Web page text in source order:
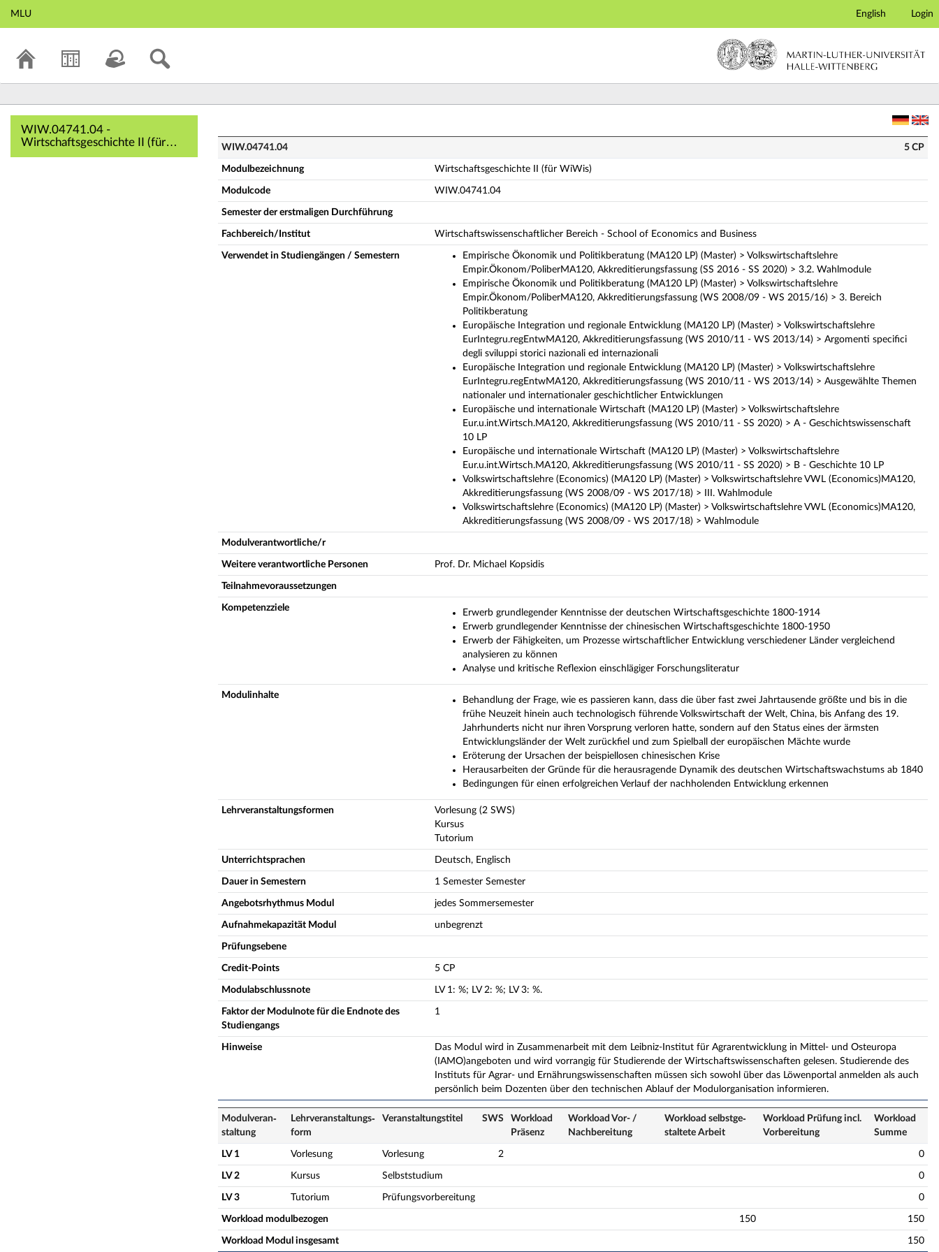
Hauptnavigation
MLU English Login
WIW.04741.04 -
Wirtschaftsgeschichte II (für
WiWis) (Vollständige
WIW.04741.04 5 CP
Modulbezeichnung Wirtschaftsgeschichte II (für WiWis)
Modulcode WIW.04741.04
Semester der erstmaligen Durchführung
Fachbereich/Institut Wirtschaftswissenschaftlicher Bereich - School of Economics and Business
Verwendet in Studiengängen / Semestern
Empirische Ökonomik und Politikberatung (MA120 LP) (Master) > Volkswirtschaftslehre
Empir.Ökonom/PoliberMA120, Akkreditierungsfassung (SS 2016 - SS 2020) > 3.2. Wahlmodule
Empirische Ökonomik und Politikberatung (MA120 LP) (Master) > Volkswirtschaftslehre
Empir.Ökonom/PoliberMA120, Akkreditierungsfassung (WS 2008/09 - WS 2015/16) > 3. Bereich
Politikberatung
Europäische Integration und regionale Entwicklung (MA120 LP) (Master) > Volkswirtschaftslehre
EurIntegru.regEntwMA120, Akkreditierungsfassung (WS 2010/11 - WS 2013/14) > Argomenti specifici
degli sviluppi storici nazionali ed internazionali
Europäische Integration und regionale Entwicklung (MA120 LP) (Master) > Volkswirtschaftslehre
EurIntegru.regEntwMA120, Akkreditierungsfassung (WS 2010/11 - WS 2013/14) > Ausgewählte Themen
nationaler und internationaler geschichtlicher Entwicklungen
Europäische und internationale Wirtschaft (MA120 LP) (Master) > Volkswirtschaftslehre
Eur.u.int.Wirtsch.MA120, Akkreditierungsfassung (WS 2010/11 - SS 2020) > A - Geschichtswissenschaft
10 LP
Europäische und internationale Wirtschaft (MA120 LP) (Master) > Volkswirtschaftslehre
Eur.u.int.Wirtsch.MA120, Akkreditierungsfassung (WS 2010/11 - SS 2020) > B - Geschichte 10 LP
Volkswirtschaftslehre (Economics) (MA120 LP) (Master) > Volkswirtschaftslehre VWL (Economics)MA120,
Akkreditierungsfassung (WS 2008/09 - WS 2017/18) > III. Wahlmodule
Volkswirtschaftslehre (Economics) (MA120 LP) (Master) > Volkswirtschaftslehre VWL (Economics)MA120,
Akkreditierungsfassung (WS 2008/09 - WS 2017/18) > Wahlmodule
Modulverantwortliche/r
Weitere verantwortliche Personen Prof. Dr. Michael Kopsidis
Teilnahmevoraussetzungen
Kompetenzziele
Erwerb grundlegender Kenntnisse der deutschen Wirtschaftsgeschichte 1800-1914
Erwerb grundlegender Kenntnisse der chinesischen Wirtschaftsgeschichte 1800-1950
Erwerb der Fähigkeiten, um Prozesse wirtschaftlicher Entwicklung verschiedener Länder vergleichend
analysieren zu können
Analyse und kritische Reflexion einschlägiger Forschungsliteratur
Modulinhalte
Behandlung der Frage, wie es passieren kann, dass die über fast zwei Jahrtausende größte und bis in die
frühe Neuzeit hinein auch technologisch führende Volkswirtschaft der Welt, China, bis Anfang des 19.
Jahrhunderts nicht nur ihren Vorsprung verloren hatte, sondern auf den Status eines der ärmsten
Entwicklungsländer der Welt zurückfiel und zum Spielball der europäischen Mächte wurde
Eröterung der Ursachen der beispiellosen chinesischen Krise
Herausarbeiten der Gründe für die herausragende Dynamik des deutschen Wirtschaftswachstums ab 1840
Bedingungen für einen erfolgreichen Verlauf der nachholenden Entwicklung erkennen
Lehrveranstaltungsformen
Vorlesung (2 SWS)
Kursus
Tutorium
Unterrichtsprachen Deutsch, Englisch
Dauer in Semestern 1 Semester Semester
Angebotsrhythmus Modul jedes Sommersemester
Aufnahmekapazität Modul unbegrenzt
Prüfungsebene
Credit-Points 5 CP
Modulabschlussnote LV 1: %; LV 2: %; LV 3: %.
Faktor der Modulnote für die Endnote des
Studiengangs
1
Hinweise
Das Modul wird in Zusammenarbeit mit dem Leibniz-Institut für Agrarentwicklung in Mittel- und Osteuropa
(IAMO)angeboten und wird vorrangig für Studierende der Wirtschaftswissenschaften gelesen. Studierende des
Instituts für Agrar- und Ernährungswissenschaften müssen sich sowohl über das Löwenportal anmelden als auch
persönlich beim Dozenten über den technischen Ablauf der Modulorganisation informieren.
Modulveran­
staltung
Lehrveranstaltungs­
form
Veranstaltungs­titel SWS
Workload
Präsenz
Workload Vor- /
Nach­bereitung
Workload selbstge­
staltete Arbeit
Workload Prüfung incl.
Vorbereitung
Workload
Summe
LV 1 Vorlesung Vorlesung 2 0
LV 2 Kursus Selbststudium 0
LV 3 Tutorium Prüfungsvorbereitung 0
Workload modulbezogen 150 150
Workload Modul insgesamt 150